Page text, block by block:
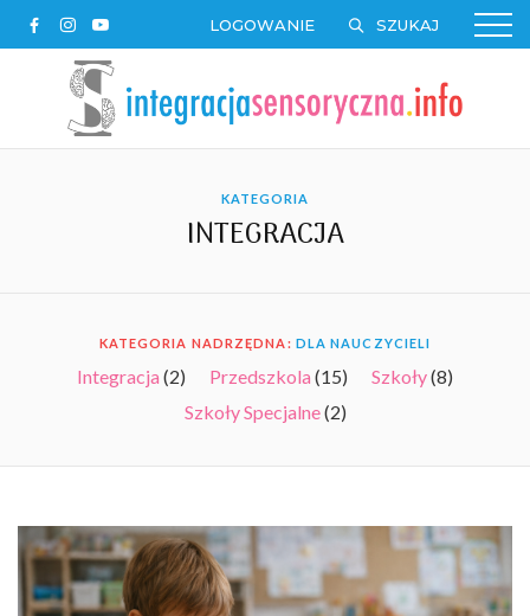
LOGOWANIE
KATEGORIA
INTEGRACJA
KATEGORIA NADRZĘDNA: DLA NAUCZYCIELI
Integracja (2) Przedszkola (15) Szkoły(8)
Szkoły Specjalne(2)